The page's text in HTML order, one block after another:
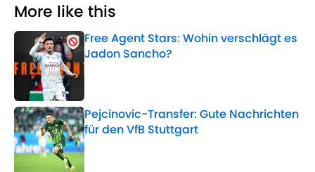
More like this
Free Agent Stars: Wohin verschlägt es
Jadon Sancho?
Published by on Invalid Date
Pejcinovic-Transfer: Gute Nachrichten
für den VfB Stuttgart
Published by on Invalid Date